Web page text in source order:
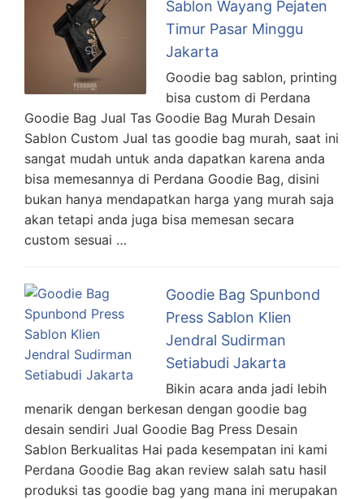
Sablon Wayang Pejaten
Timur Pasar Minggu
Jakarta
Goodie bag sablon, printing
bisa custom di Perdana
Goodie Bag Jual Tas Goodie Bag Murah Desain
Sablon Custom Jual tas goodie bag murah, saat ini
sangat mudah untuk anda dapatkan karena anda
bisa memesannya di Perdana Goodie Bag, disini
bukan hanya mendapatkan harga yang murah saja
akan tetapi anda juga bisa memesan secara
custom sesuai …
Goodie Bag Spunbond
Press Sablon Klien
Jendral Sudirman
Setiabudi Jakarta
Bikin acara anda jadi lebih
menarik dengan berkesan dengan goodie bag
desain sendiri Jual Goodie Bag Press Desain
Sablon Berkualitas Hai pada kesempatan ini kami
Perdana Goodie Bag akan review salah satu hasil
produksi tas goodie bag yang mana ini merupakan